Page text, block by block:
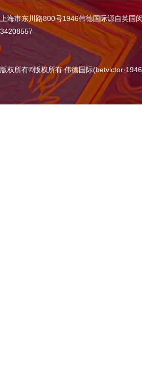
上海市东川路800号1946伟德国际源自英国
34208557
版权所有©版权所有 伟德国际